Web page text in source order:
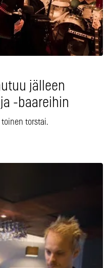
jälleen
-baareihin
torstai.